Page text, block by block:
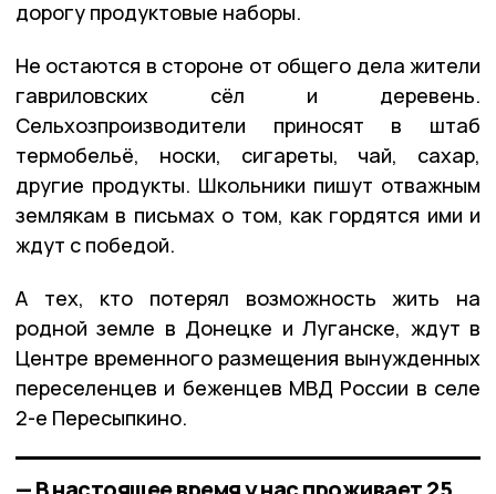
дорогу продуктовые наборы.
Не остаются в стороне от общего дела жители
гавриловских сёл и деревень.
Сельхозпроизводители приносят в штаб
термобельё, носки, сигареты, чай, сахар,
другие продукты. Школьники пишут отважным
землякам в письмах о том, как гордятся ими и
ждут с победой.
А тех, кто потерял возможность жить на
родной земле в Донецке и Луганске, ждут в
Центре временного размещения вынужденных
переселенцев и беженцев МВД России в селе
2-е Пересыпкино.